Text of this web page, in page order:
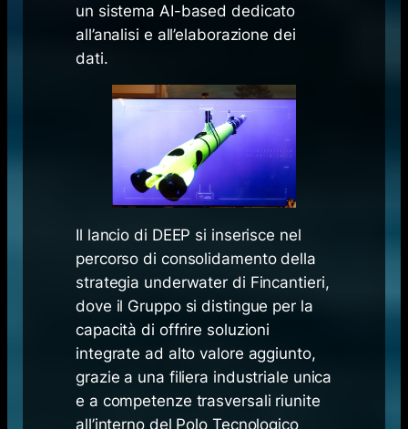
un sistema AI-based dedicato
all’analisi e all’elaborazione dei
dati.
Il lancio di DEEP si inserisce nel
percorso di consolidamento della
strategia underwater di Fincantieri,
dove il Gruppo si distingue per la
capacità di offrire soluzioni
integrate ad alto valore aggiunto,
grazie a una filiera industriale unica
e a competenze trasversali riunite
all’interno del Polo Tecnologico